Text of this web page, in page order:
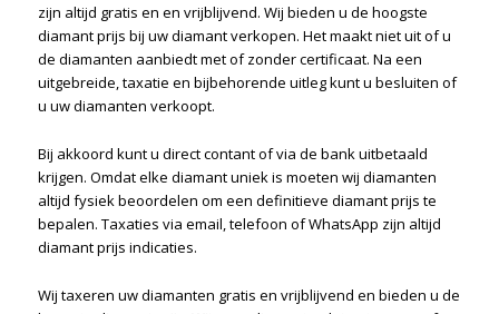
zijn altijd gratis en en vrijblijvend. Wij bieden u de hoogste
diamant prijs bij uw diamant verkopen. Het maakt niet uit of u
de diamanten aanbiedt met of zonder certificaat. Na een
uitgebreide, taxatie en bijbehorende uitleg kunt u besluiten of
u uw diamanten verkoopt.
Bij akkoord kunt u direct contant of via de bank uitbetaald
krijgen. Omdat elke diamant uniek is moeten wij diamanten
altijd fysiek beoordelen om een definitieve diamant prijs te
bepalen. Taxaties via email, telefoon of WhatsApp zijn altijd
diamant prijs indicaties.
Wij taxeren uw diamanten gratis en vrijblijvend en bieden u de